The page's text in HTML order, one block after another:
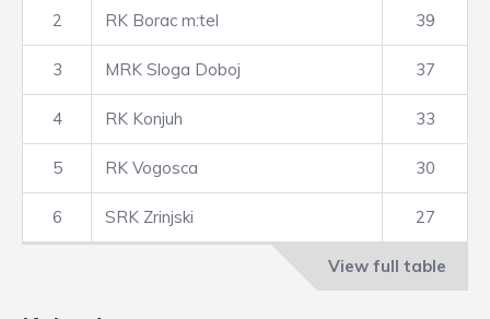
2 RK Borac m:tel 39
3 MRK Sloga Doboj 37
4 RK Konjuh 33
5 RK Vogosca 30
6 SRK Zrinjski 27
View full table